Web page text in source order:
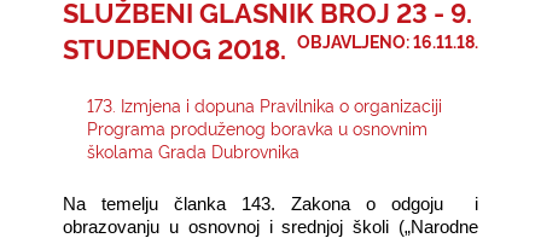
E-USLUGE
KONTAKTI
SLUŽBENI GLASNIK BROJ 23 - 9.
STUDENOG 2018. OBJAVLJENO: 16.11.18.
173. Izmjena i dopuna Pravilnika o organizaciji
Programa produženog boravka u osnovnim
školama Grada Dubrovnika
Na temelju članka 143. Zakona o odgoju
i
obrazovanju u osnovnoj i srednjoj školi („Narodne